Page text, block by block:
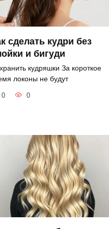
сделать кудри без
и бигуди
кудряшки За короткое
локоны не будут
0 0